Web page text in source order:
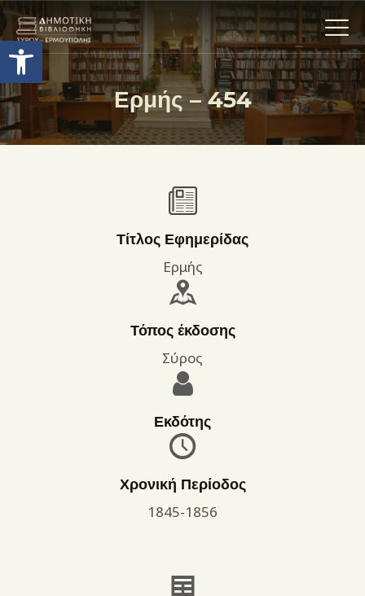
Ανοίξτε τη γραμμή εργαλείων
Ερμής – 454
Η ΒΙΒΛΙΟΘΗΚΗ
ΟΙ ΣΥΛΛΟΓΈΣ
ΔΡΑΣΤΗΡΙΟΤΗΤΕΣ
ΕΠΙΚΟΙΝΩΝΊΑ
ΌΡΟΙ ΧΡΉΣΗΣ
Τίτλος Εφημερίδας
Ερμής
Τόπος έκδοσης
Σύρος
Εκδότης
Χρονική Περίοδος
1845-1856